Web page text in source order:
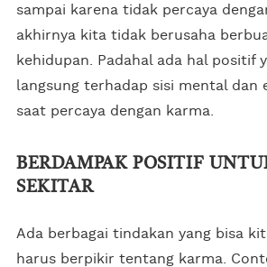
sampai karena tidak percaya
akhirnya kita tidak berusaha
kehidupan. Padahal ada hal positif
langsung terhadap sisi mental dan
saat percaya dengan karma.
BERDAMPAK POSITIF
SEKITAR
Ada berbagai tindakan yang bisa
harus berpikir tentang karma.